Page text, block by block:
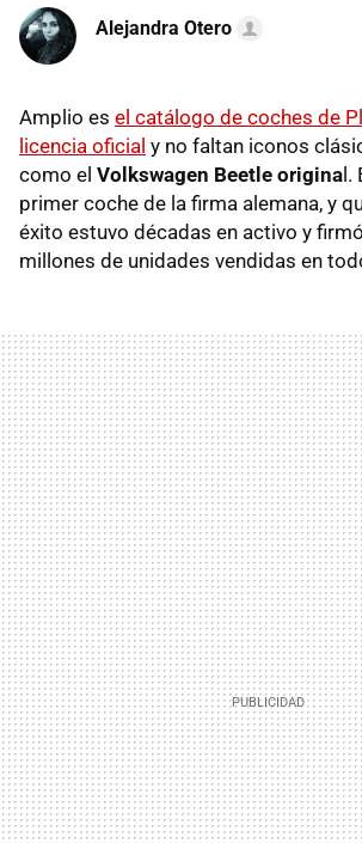
Alejandra Otero
Amplio es el catálogo de coches de
licencia oficial y no faltan iconos
como el Volkswagen Beetle original.
primer coche de la firma alemana, y
éxito estuvo décadas en activo y
millones de unidades vendidas en